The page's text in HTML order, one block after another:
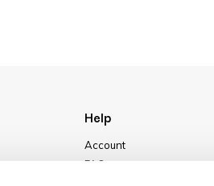
Help
Account
FAQ